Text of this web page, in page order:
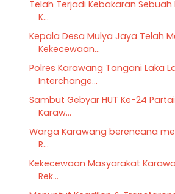
Telah Terjadi Kebakaran
K...
Kepala Desa Mulya Jaya Telah
Kekecewaan...
Polres Karawang Tangani Laka
Interchange...
Sambut Gebyar HUT Ke-24
Karaw...
Warga Karawang berencana
R...
Kekecewaan Masyarakat
Rek...